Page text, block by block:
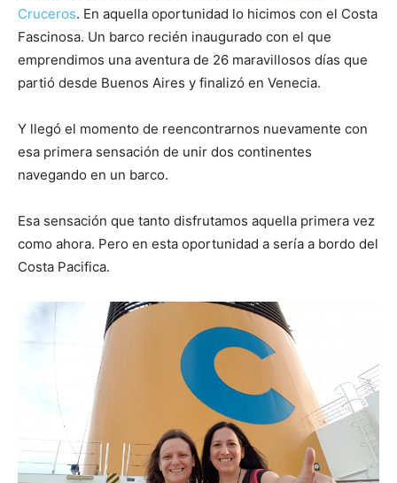
Cruceros. En aquella oportunidad lo hicimos con el Costa
Fascinosa. Un barco recién inaugurado con el que
emprendimos una aventura de 26 maravillosos días que
partió desde Buenos Aires y finalizó en Venecia.
Y llegó el momento de reencontrarnos nuevamente con
esa primera sensación de unir dos continentes
navegando en un barco.
Esa sensación que tanto disfrutamos aquella primera vez
como ahora. Pero en esta oportunidad a sería a bordo del
Costa Pacifica.